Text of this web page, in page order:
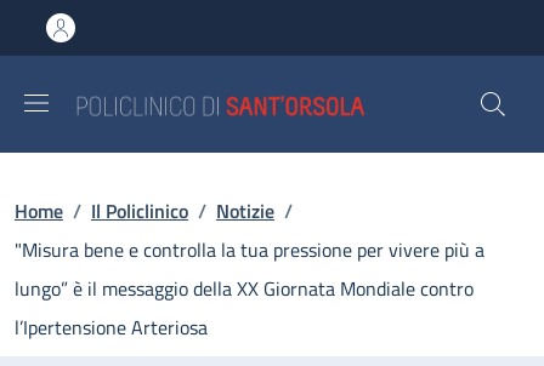
al contenuto principale
to footer content
Briciole di pane
Home / Il Policlinico / Notizie /
"Misura bene e controlla la tua pressione per vivere più a
lungo” è il messaggio della XX Giornata Mondiale contro
l’Ipertensione Arteriosa